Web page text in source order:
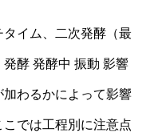
イム、二次発酵（最
酵 発酵中 振動 影響
わるかによって影響
では工程別に注意点